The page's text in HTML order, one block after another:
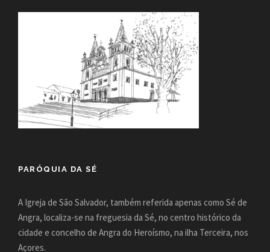
PARÓQUIA DA SÉ
A Igreja de São Salvador, também referida apenas como Sé de
Angra, localiza-se na freguesia da Sé, no centro histórico da
cidade e concelho de Angra do Heroísmo, na ilha Terceira, nos
Açores.